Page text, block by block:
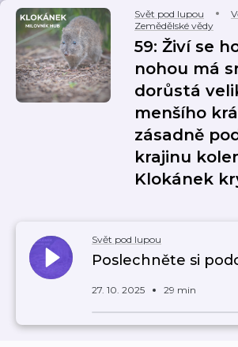
Svět pod lupou
Zemědělské vědy
59: Živí se
nohou má
dorůstá
menšího
zásadně
krajinu
Klokánek
Svět pod lupou
Poslechněte si
27. 10. 2025 29 min